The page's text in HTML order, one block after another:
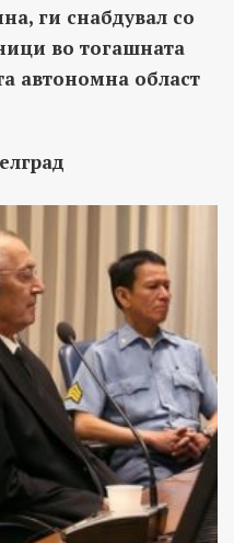
ги снабдувал со
во тогашната
автономна област